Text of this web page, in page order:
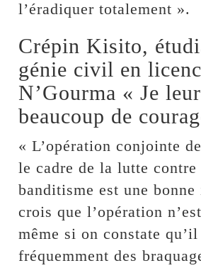
l’éradiquer totalement ».
Crépin Kisito,
génie civil en
N’Gourma « Je
beaucoup de
« L’opération conjointe
le cadre de la lutte contre
banditisme est une
crois que l’opération
même si on constate
fréquemment des